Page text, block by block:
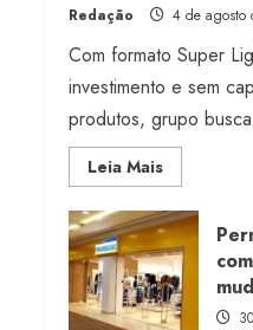
Redação 4 de agosto
Com formato Super
investimento e sem
produtos, grupo
Leia MaisRead
more
Morena
Rosa
lança
franquia
com
estoque
consignado